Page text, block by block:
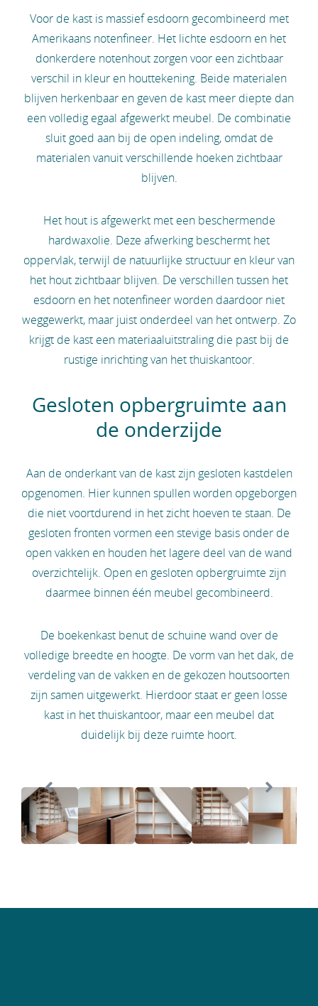
Voor de kast is massief esdoorn gecombineerd met
Amerikaans notenfineer. Het lichte esdoorn en het
donkerdere notenhout zorgen voor een zichtbaar
verschil in kleur en houttekening. Beide materialen
blijven herkenbaar en geven de kast meer diepte dan
een volledig egaal afgewerkt meubel. De combinatie
sluit goed aan bij de open indeling, omdat de
materialen vanuit verschillende hoeken zichtbaar
blijven.
Het hout is afgewerkt met een beschermende
hardwaxolie. Deze afwerking beschermt het
oppervlak, terwijl de natuurlijke structuur en kleur van
het hout zichtbaar blijven. De verschillen tussen het
esdoorn en het notenfineer worden daardoor niet
weggewerkt, maar juist onderdeel van het ontwerp. Zo
krijgt de kast een materiaaluitstraling die past bij de
rustige inrichting van het thuiskantoor.
Gesloten opbergruimte aan
de onderzijde
Aan de onderkant van de kast zijn gesloten kastdelen
opgenomen. Hier kunnen spullen worden opgeborgen
die niet voortdurend in het zicht hoeven te staan. De
gesloten fronten vormen een stevige basis onder de
open vakken en houden het lagere deel van de wand
overzichtelijk. Open en gesloten opbergruimte zijn
daarmee binnen één meubel gecombineerd.
De boekenkast benut de schuine wand over de
volledige breedte en hoogte. De vorm van het dak, de
verdeling van de vakken en de gekozen houtsoorten
zijn samen uitgewerkt. Hierdoor staat er geen losse
kast in het thuiskantoor, maar een meubel dat
duidelijk bij deze ruimte hoort.